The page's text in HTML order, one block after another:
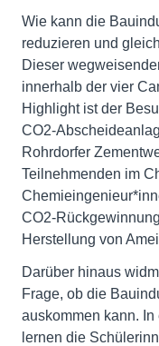
Wie kann die
reduzieren und
Dieser
innerhalb der vier
Highlight ist der
CO2-
Rohrdorfer
Teilnehmenden im
CO2-
Herstellung von
Darüber hinaus
Frage, ob die
auskommen kann.
lernen die